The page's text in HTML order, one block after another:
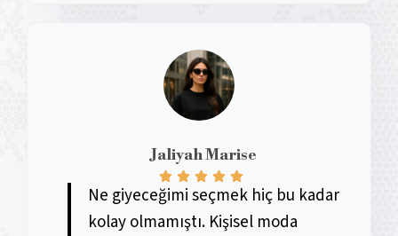
Jaliyah Marise
Ne giyeceğimi seçmek hiç bu kadar
kolay olmamıştı. Kişisel moda